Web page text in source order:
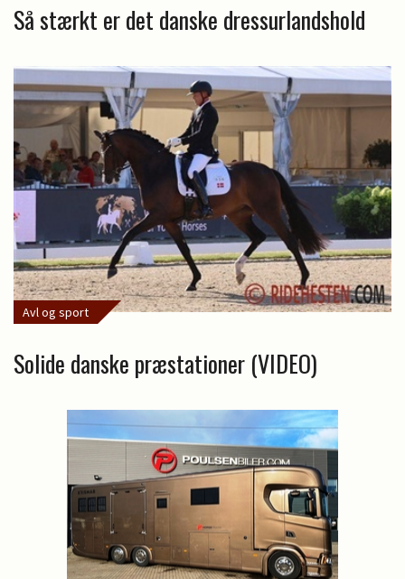
Så stærkt er det danske dressurlandshold
Avl og sport
Solide danske præstationer (VIDEO)